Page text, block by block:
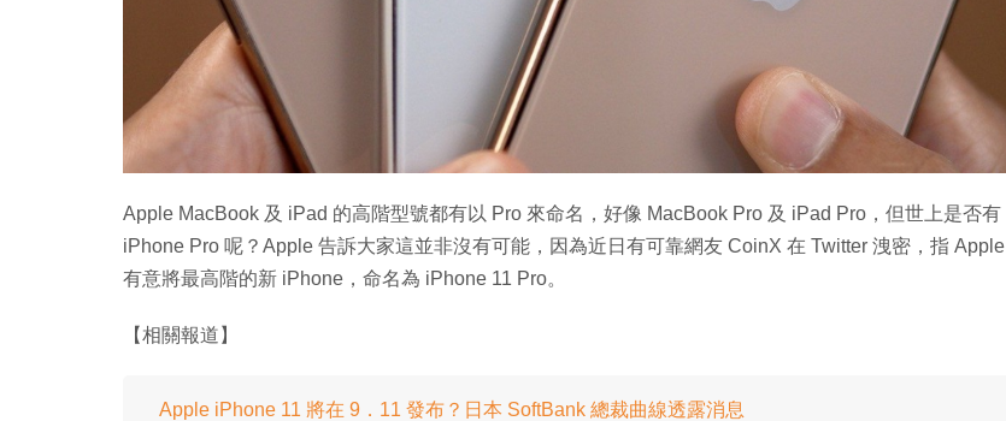
Apple MacBook 及 iPad 的高階型號都有以 Pro 來命名，好像 MacBook Pro 及 iPad Pro，但世上是否有
iPhone Pro 呢？Apple 告訴大家這並非沒有可能，因為近日有可靠網友 CoinX 在 Twitter 洩密，指 Apple
有意將最高階的新 iPhone，命名為 iPhone 11 Pro。
【相關報道】
Apple iPhone 11 將在 9．11 發布？日本 SoftBank 總裁曲線透露消息